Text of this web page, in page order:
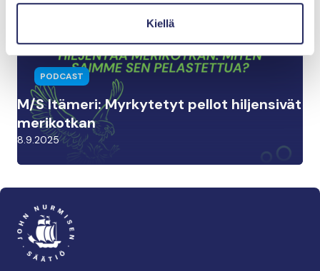
Kiellä
PODCAST
M/S Itämeri: Myrkytetyt pellot hiljensivät
merikotkan
8.9.2025